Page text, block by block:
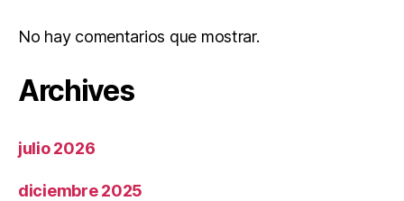
No hay comentarios que mostrar.
Archives
julio 2026
diciembre 2025